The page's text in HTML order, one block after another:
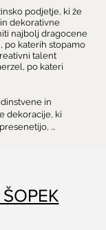
podjetje, ki že
dekorativne
najbolj dragocene
po katerih stopamo
talent
po kateri
in
dekoracije, ki
...